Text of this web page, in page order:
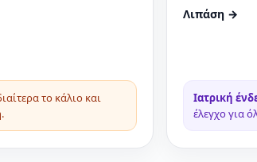
το κάλιο και
Λιπάση →
Ιατρική
έλεγχο για